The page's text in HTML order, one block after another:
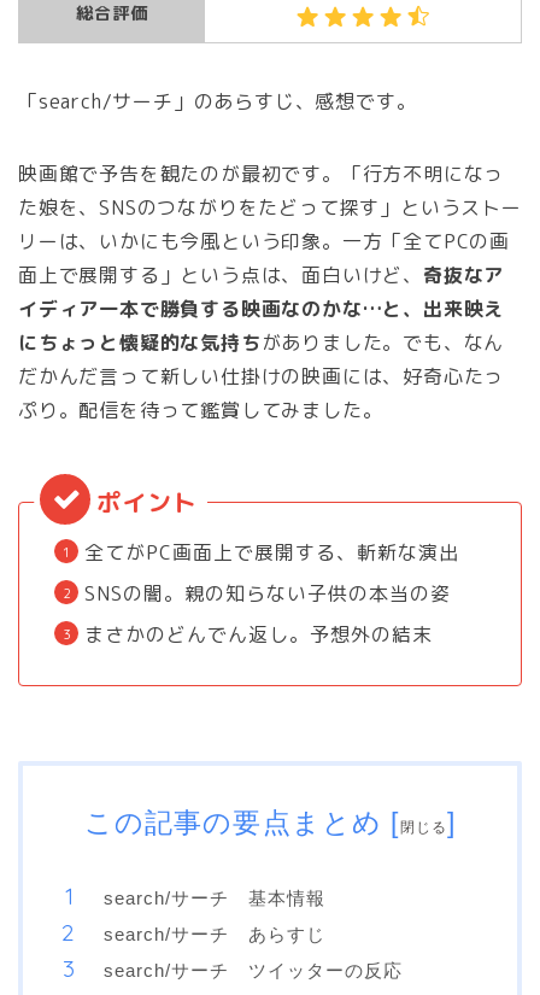
総合評価
「search/サーチ」のあらすじ、感想です。
映画館で予告を観たのが最初です。「行方不明になっ
た娘を、SNSのつながりをたどって探す」というストー
リーは、いかにも今風という印象。一方「全てPCの画
面上で展開する」という点は、面白いけど、 奇抜なア
イディア一本で勝負する映画なのかな…と、出来映え
にちょっと懐疑的な気持ちがありました。でも、なん
だかんだ言って新しい仕掛けの映画には、好奇心たっ
ぷり。配信を待って鑑賞してみました。
全てがPC画面上で展開する、斬新な演出
SNSの闇。親の知らない子供の本当の姿
まさかのどんでん返し。予想外の結末
この記事の要点まとめ [閉じる]
search/サーチ 基本情報
search/サーチ あらすじ
search/サーチ ツイッターの反応